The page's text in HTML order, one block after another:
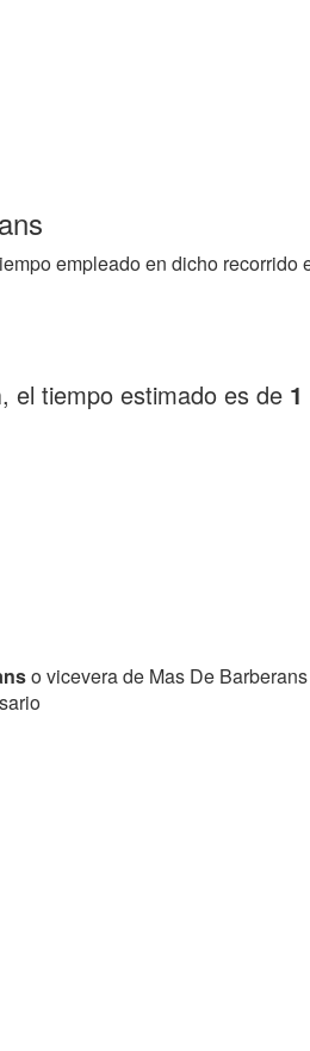
empleado en dicho recorrido
, el tiempo estimado es de
o vicevera de Mas De